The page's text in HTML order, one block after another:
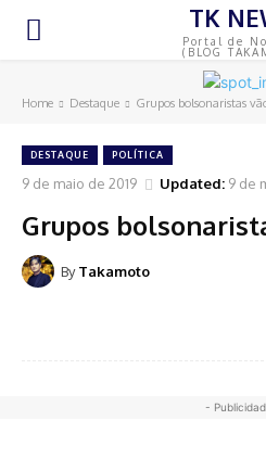
TK
Portal de
(BLOG
Home Destaque Grupos bolsonaristas
DESTAQUE POLÍTICA
9 de maio de 2019 Updated: 9 de
Grupos
By Takamoto
-